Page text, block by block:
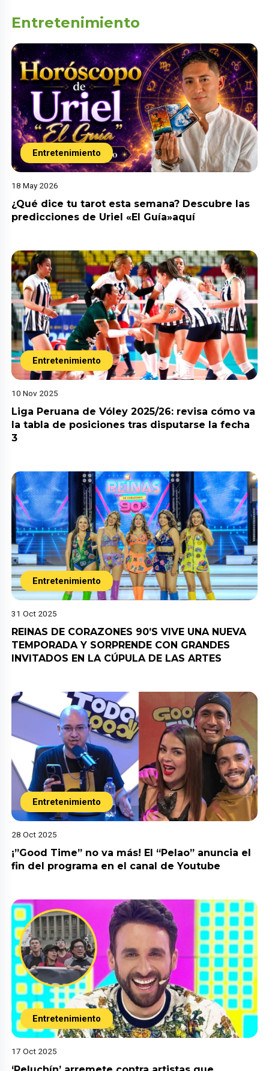
Entretenimiento
Entretenimiento
18 May 2026
¿Qué dice tu tarot esta semana? Descubre las
predicciones de Uriel «El Guía»aquí
Entretenimiento
10 Nov 2025
Liga Peruana de Vóley 2025/26: revisa cómo va
la tabla de posiciones tras disputarse la fecha
3
Entretenimiento
31 Oct 2025
REINAS DE CORAZONES 90’S VIVE UNA NUEVA
TEMPORADA Y SORPRENDE CON GRANDES
INVITADOS EN LA CÚPULA DE LAS ARTES
Entretenimiento
28 Oct 2025
¡”Good Time” no va más! El “Pelao” anuncia el
fin del programa en el canal de Youtube
Entretenimiento
17 Oct 2025